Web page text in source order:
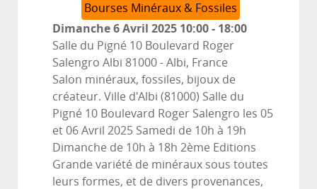
Bourses Minéraux & Fossiles
Dimanche 6 Avril 2025 10:00- 18:00
Salle du Pigné 10 Boulevard Roger
Salengro Albi 81000 - Albi, France
Salon minéraux, fossiles, bijoux de
créateur. Ville d'Albi (81000) Salle du
Pigné 10 Boulevard Roger Salengro les 05
et 06 Avril 2025 Samedi de 10h à 19h
Dimanche de 10h à 18h 2ème Editions
Grande variété de minéraux sous toutes
leurs formes, et de divers provenances,